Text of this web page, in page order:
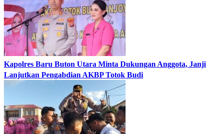
Kapolres Baru Buton Utara Minta Dukungan Anggota, Janji
Lanjutkan Pengabdian AKBP Totok Budi